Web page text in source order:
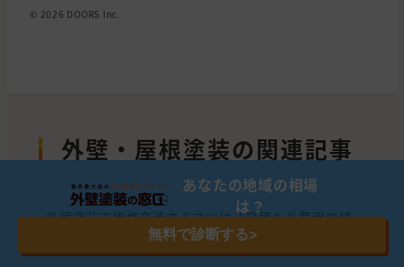
© 2026 DOORS Inc.
外壁・屋根塗装の関連記事
外壁塗装で価格交渉するコツは？見積もり費用の値
引きを受けるためのポイント
あなたの地域の相場
は？
無料で診断する>